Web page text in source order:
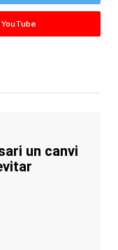
YouTube
un canvi